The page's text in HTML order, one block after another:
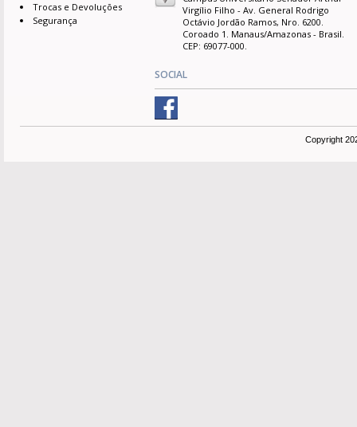
Trocas e Devoluções
Segurança
Virgílio Filho - Av. General Rodrigo
Octávio Jordão Ramos, Nro. 6200.
Coroado 1. Manaus/Amazonas - Brasil.
CEP: 69077-000.
SOCIAL
Copyright